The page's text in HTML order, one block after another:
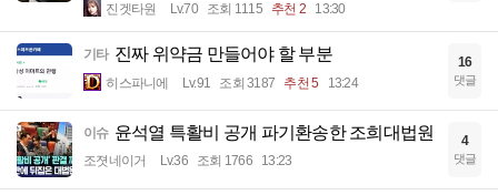
진겟타원 Lv.70 조회 1115 추천 2 13:30
기타 진짜 위약금 만들어야 할 부분
히스파니에 Lv.91 조회 3187 추천 5 13:24
16
댓글
이슈 윤석열 특활비 공개 파기환송한 조희대법원
조졋네이거 Lv.36 조회 1766 13:23
4
댓글